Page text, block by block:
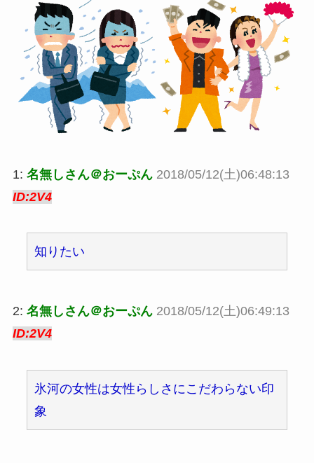
1: 名無しさん＠おーぷん 2018/05/12(土)06:48:13
ID:2V4
知りたい
2: 名無しさん＠おーぷん 2018/05/12(土)06:49:13
ID:2V4
氷河の女性は女性らしさにこだわらない印
象